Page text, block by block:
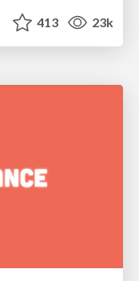
413 23k